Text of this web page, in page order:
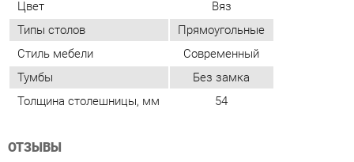
Толщина столешницы, мм
54
ОТЗЫВЫ
Пока нет отзывов, поделитесь первым своим мнением.